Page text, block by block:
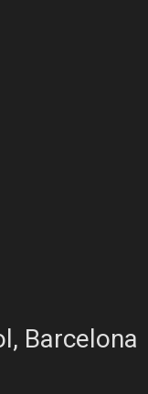
Barcelona